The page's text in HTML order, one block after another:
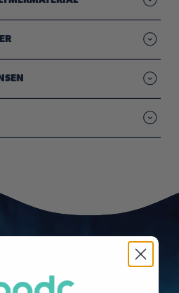
Langlebigkeit ausgelegt sind
Sie immer scharf und klar
grelles Licht und verbergen